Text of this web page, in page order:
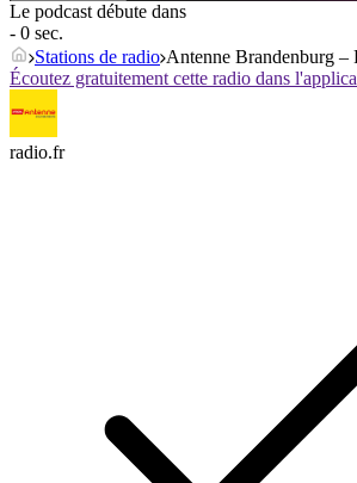
Le podcast débute dans
- 0 sec.
Stations de radio Antenne Brandenburg –
Écoutez gratuitement cette radio dans
radio.fr